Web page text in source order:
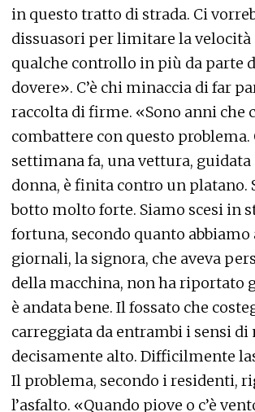
in questo tratto di strada. Ci
dissuasori per limitare la velocità
qualche controllo in più da parte
dovere». C’è chi minaccia di far
raccolta di firme. «Sono anni che
combattere con questo problema.
settimana fa, una vettura, guidata
donna, è finita contro un platano.
botto molto forte. Siamo scesi in
fortuna, secondo quanto abbiamo
giornali, la signora, che aveva
della macchina, non ha riportato
è andata bene. Il fossato che
carreggiata da entrambi i sensi di
decisamente alto. Difficilmente
Il problema, secondo i residenti,
l’asfalto. «Quando piove o c’è